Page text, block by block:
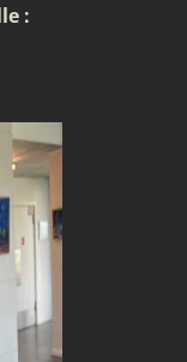
: